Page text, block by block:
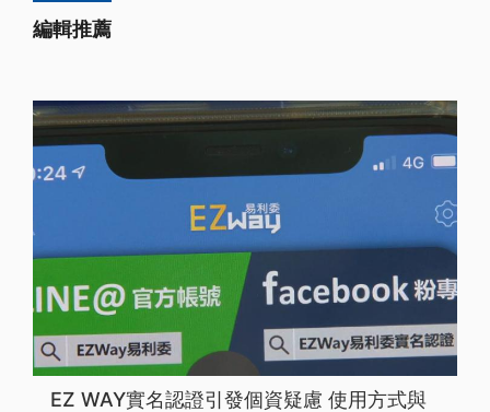
編輯推薦
EZ WAY實名認證引發個資疑慮 使用方式與